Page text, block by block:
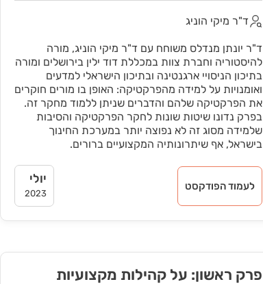
ד"ר מיקי הוניג
ד"ר יונתן מנדלס משוחח עם ד"ר מיקי הוניג, מורה
להיסטוריה וחברת צוות במכללת דוד ילין בירושלים ומורה
בתיכון הניסויי ארגנטינה ובתיכון הישראלי למדעים
ואומנויות על למידה מהפרקטיקה: האופן בו מורים חוקרים
את הפרקטיקה שלהם והדברים שניתן ללמוד מחקר זה.
בפרק נדונו שיטות שונות לחקר הפרקטיקה והסיבות
שלמידה מסוג זה לא נפוצה יותר במערכת החינוך
בישראל, אף שיתרונותיה המקצועיים ברורים.
לעמוד הפודקסט יולי
2023
פרק ראשון: על קהילות מקצועיות